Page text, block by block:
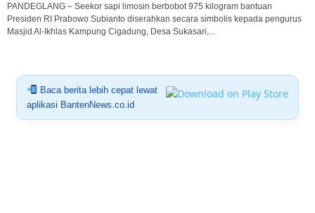
PANDEGLANG – Seekor sapi limosin berbobot 975 kilogram bantuan
Presiden RI Prabowo Subianto diserahkan secara simbolis kepada pengurus
Masjid Al-Ikhlas Kampung Cigadung, Desa Sukasari,...
Baca berita lebih cepat lewat
aplikasi BantenNews.co.id